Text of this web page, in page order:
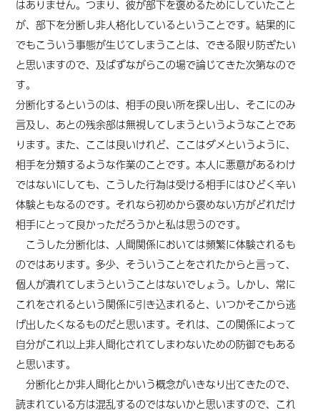
はありません。つまり、彼が部下を褒めるためにしていたこと
が、部下を分断し非人格化しているということです。結果的に
でもこういう事態が生じてしまうことは、できる限り防ぎたい
と思いますので、及ばずながらこの場で論じてきた次第なので
す。
分断化するというのは、相手の良い所を探し出し、そこにのみ
言及し、あとの残余部は無視してしまうというようなことであ
ります。また、ここは良いけれど、ここはダメというように、
相手を分類するような作業のことです。本人に悪意があるわけ
ではないにしても、こうした行為は受ける相手にはひどく辛い
体験ともなるのです。それなら初めから褒めない方がどれだけ
相手にとって良かっただろうかと私は思うのです。
こうした分断化は、人間関係においては頻繁に体験されるも
のではあります。多少、そういうことをされたからと言って、
個人が潰れてしまうということはないでしょう。しかし、常に
これをされるという関係に引き込まれると、いつかそこから逃
げ出したくなるものだと思います。それは、この関係によって
自分がこれ以上非人間化されてしまわないための防御でもある
と思います。
分断化とか非人間化とかいう概念がいきなり出てきたので、
読まれている方は混乱するのではないかと思いますので、これ